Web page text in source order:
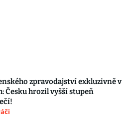
zpravodajství exkluzivně v
Česku hrozil vyšší stupeň